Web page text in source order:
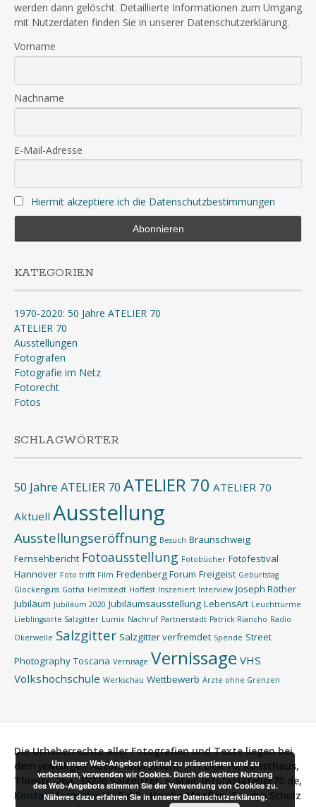
werden dann gelöscht. Detaillierte Informationen zum Umgang
mit Nutzerdaten finden Sie in unserer Datenschutzerklärung.
Vorname
Nachname
E-Mail-Adresse
Hiermit akzeptiere ich die Datenschutzbestimmungen
KATEGORIEN
1970-2020: 50 Jahre ATELIER 70
ATELIER 70
Ausstellungen
Fotografen
Fotografie im Netz
Fotorecht
Fotos
SCHLAGWÖRTER
50 Jahre ATELIER 70 ATELIER 70 ATELIER 70
Aktuell Ausstellung
Ausstellungseröffnung Besuch Braunschweig
Fernsehbericht Fotoausstellung Fotobücher Fotofestival
Hannover Foto trifft Film Fredenberg Forum Freigeist Geburtstag
Glockenguss Gotha Helmstedt Hoffest Inszeniert Interview Joseph Röther
Jubiläum Jubiläum 2020 Jubiläumsausstellung LebensArt Leuchttürme
Lieblingsorte Salzgitter Lumix Nachruf Partnerstadt Patrick Riancho Radio
Okerwelle Salzgitter Salzgitter verfremdet Spende Street
Photography Toscana Vernisage Vernissage VHS
Volkshochschule Werkschau Wettbewerb Ärzte ohne Grenzen
Die Urheberrechte aller Fotografien und Texte liegen bei
dem jeweiligen Autor.Impressum: ATELIER 70, Kunsthaus,
Thiestr. 26a, 38226 Salzgitter, E-Mail: info[at]atelier70.de,
Kontaktformular V.i.S.d.P.:Heinke Maaßen, Sandra Schulz
Um unser Web-Angebot optimal zu präsentieren und zu
verbessern, verwenden wir Cookies. Durch die weitere Nutzung
des Web-Angebots stimmen Sie der Verwendung von Cookies zu.
Näheres dazu erfahren Sie in unserer Datenschutzerklärung.